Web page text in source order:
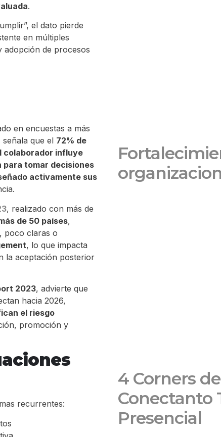
.
el dato pierde
en múltiples
adopción de procesos
en encuestas a más
señala que el 72% de
colaborador influye
para tomar decisiones
activamente sus
, realizado con más de
de 50 países,
poco claras o
, lo que impacta
la aceptación posterior
2023, advierte que
hacia 2026,
el riesgo
promoción y
recurrentes:
4 Corners
Conectanto
Presencial